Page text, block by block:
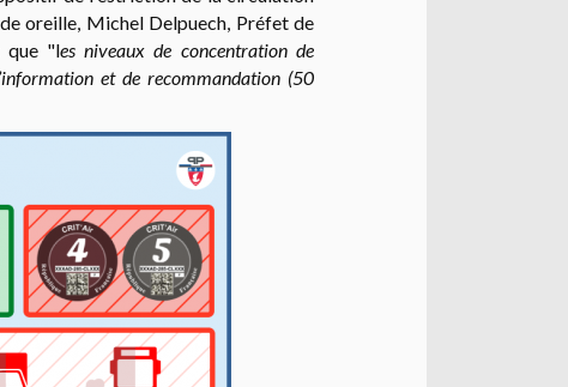
oreille, Michel Delpuech, Préfet de
que "les niveaux de concentration de
et de recommandation (50